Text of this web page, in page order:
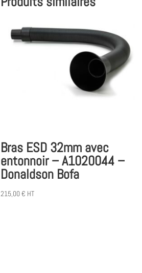
Bras ESD 32mm avec
entonnoir – A1020044 –
Donaldson Bofa
215,00€ HT